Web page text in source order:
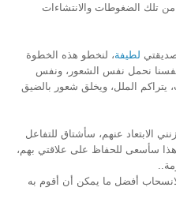
من تلك الضغوطات والانتشاءات
لطيفة، لنخطو هذه الخطوة
أنفسنا نحمل نفس الشعور، ونفس
يتراكم الملل، ويخلق شعور بالضيق
الابتعاد عنهم، سأشتاق للتفاعل
هذا سأسعى للحفاظ على علاقتي بهم،
أفضل ما يمكن أن أقوم به